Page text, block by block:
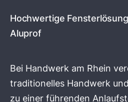
Hochwertige
Aluprof
Bei Handwerk am Rhein
traditionelles Handwerk
zu einer führenden